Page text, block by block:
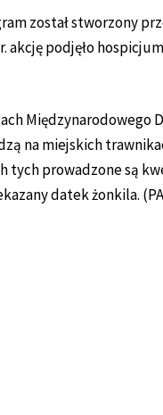
został stworzony
akcję podjęło
Międzynarodowego
na miejskich
tych prowadzone są
datek żonkila.